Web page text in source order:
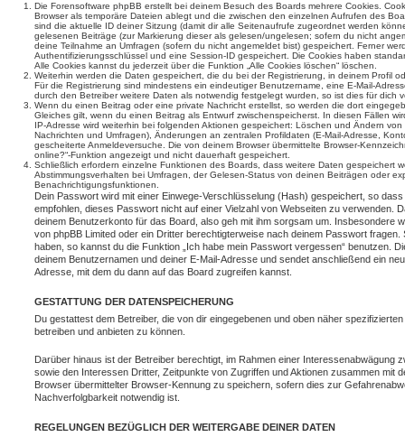
Die Forensoftware phpBB erstellt bei deinem Besuch des Boards mehrere Cookies.
Browser als temporäre Dateien ablegt und die zwischen den einzelnen Aufrufen des
sind die aktuelle ID deiner Sitzung (damit dir alle Seitenaufrufe zugeordnet werden
gelesenen Beiträge (zur Markierung dieser als gelesen/ungelesen; sofern du nicht
deine Teilnahme an Umfragen (sofern du nicht angemeldet bist) gespeichert. Ferner
Authentifizierungsschlüssel und eine Session-ID gespeichert. Die Cookies haben
Alle Cookies kannst du jederzeit über die Funktion „Alle Cookies löschen“ löschen.
Weiterhin werden die Daten gespeichert, die du bei der Registrierung, in deinem Profil
Für die Registrierung sind mindestens ein eindeutiger Benutzername, eine E-Mail-
durch den Betreiber weitere Daten als notwendig festgelegt wurden, so ist dies für dich
Wenn du einen Beitrag oder eine private Nachricht erstellst, so werden die dort
Gleiches gilt, wenn du einen Beitrag als Entwurf zwischenspeicherst. In diesen Fällen
IP-Adresse wird weiterhin bei folgenden Aktionen gespeichert: Löschen und Ändern
Nachrichten und Umfragen), Änderungen an zentralen Profildaten (E-Mail-Adresse,
gescheiterte Anmeldeversuche. Die von deinem Browser übermittelte Browser-
online?“-Funktion angezeigt und nicht dauerhaft gespeichert.
Schließlich erfordern einzelne Funktionen des Boards, dass weitere Daten gespeichert
Abstimmungsverhalten bei Umfragen, der Gelesen-Status von deinen Beiträgen oder
Benachrichtigungsfunktionen.
Dein Passwort wird mit einer Einwege-Verschlüsselung (Hash) gespeichert, so
empfohlen, dieses Passwort nicht auf einer Vielzahl von Webseiten zu verwenden.
deinem Benutzerkonto für das Board, also geh mit ihm sorgsam um. Insbesondere
von phpBB Limited oder ein Dritter berechtigterweise nach deinem Passwort
haben, so kannst du die Funktion „Ich habe mein Passwort vergessen“ benutzen.
deinem Benutzernamen und deiner E-Mail-Adresse und sendet anschließend ein
Adresse, mit dem du dann auf das Board zugreifen kannst.
GESTATTUNG DER DATENSPEICHERUNG
Du gestattest dem Betreiber, die von dir eingegebenen und oben näher
betreiben und anbieten zu können.
Darüber hinaus ist der Betreiber berechtigt, im Rahmen einer Interessenabwägung
sowie den Interessen Dritter, Zeitpunkte von Zugriffen und Aktionen zusammen mit
Browser übermittelter Browser-Kennung zu speichern, sofern dies zur
Nachverfolgbarkeit notwendig ist.
REGELUNGEN BEZÜGLICH DER WEITERGABE DEINER DATEN